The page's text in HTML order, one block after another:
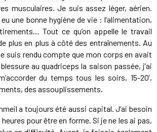
musculaires. Je suis assez léger, aérien.
une bonne hygiène de vie : l’alimentation,
Tout ce qu’on appelle le travail
plus en plus à côté des entraînements. Au
suis rendu compte que mon corps en avait
au quadriceps la saison passée, j’ai
du temps tous les soirs, 15-20’,
des assouplissements.
a toujours été aussi capital. J’ai besoin
pour être en forme. Si je ne les ai pas,